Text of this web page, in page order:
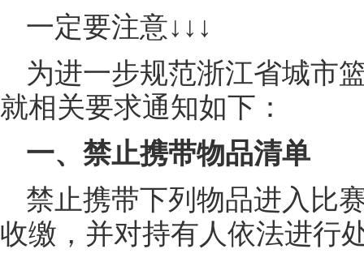
一定要注意↓↓↓
为进一步规范浙江省城市
就相关要求通知如下：
一、禁止携带物品清单
禁止携带下列物品进入比
收缴，并对持有人依法进行